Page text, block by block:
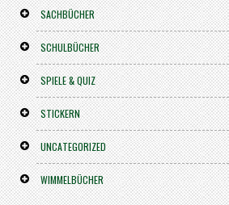
SACHBÜCHER
SCHULBÜCHER
SPIELE & QUIZ
STICKERN
UNCATEGORIZED
WIMMELBÜCHER